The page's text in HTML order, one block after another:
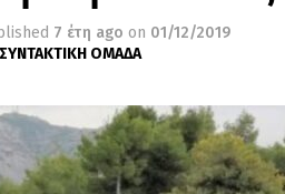
7 έτη ago on 01/12/2019
ΣΥΝΤΑΚΤΙΚΗ ΟΜΑΔΑ